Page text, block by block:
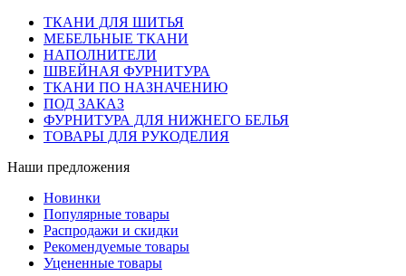
ТКАНИ ДЛЯ ШИТЬЯ
МЕБЕЛЬНЫЕ ТКАНИ
НАПОЛНИТЕЛИ
ШВЕЙНАЯ ФУРНИТУРА
ТКАНИ ПО НАЗНАЧЕНИЮ
ПОД ЗАКАЗ
ФУРНИТУРА ДЛЯ НИЖНЕГО БЕЛЬЯ
ТОВАРЫ ДЛЯ РУКОДЕЛИЯ
Наши предложения
Новинки
Популярные товары
Распродажи и скидки
Рекомендуемые товары
Уцененные товары